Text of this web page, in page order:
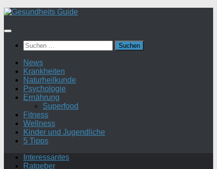
Suchen
nach:
News
Krankheiten
Naturheilkunde
Psychologie
Ernährung
Superfood
Fitness
Wellness
Kinder und Jugendliche
5 Tipps
Interessantes
Ratgeber